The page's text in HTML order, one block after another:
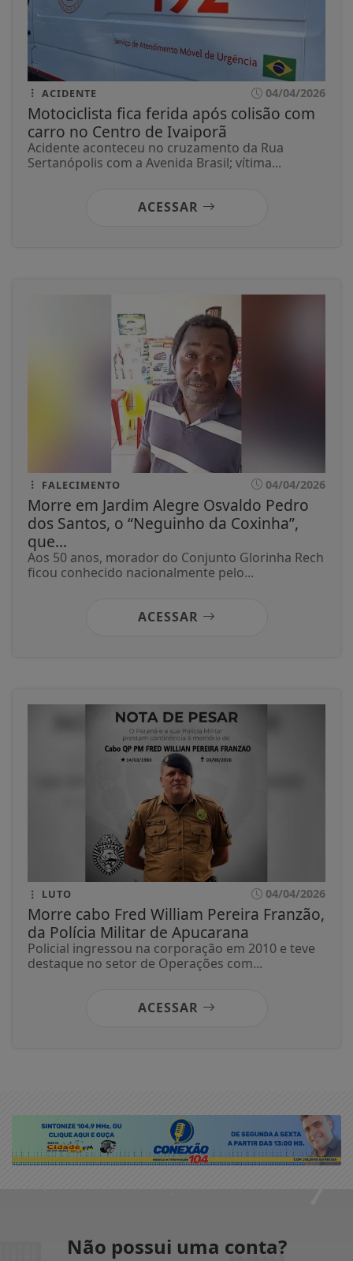
ACIDENTE 04/04/2026
Motociclista fica ferida após colisão com
carro no Centro de Ivaiporã
Acidente aconteceu no cruzamento da Rua
Sertanópolis com a Avenida Brasil; vítima...
ACESSAR
FALECIMENTO 04/04/2026
Morre em Jardim Alegre Osvaldo Pedro
dos Santos, o “Neguinho da Coxinha”,
que...
Aos 50 anos, morador do Conjunto Glorinha Rech
ficou conhecido nacionalmente pelo...
ACESSAR
LUTO 04/04/2026
Morre cabo Fred William Pereira Franzão,
da Polícia Militar de Apucarana
Policial ingressou na corporação em 2010 e teve
destaque no setor de Operações com...
ACESSAR
Não possui uma conta?